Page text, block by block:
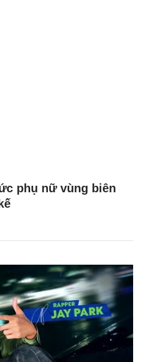
phụ nữ vùng biên